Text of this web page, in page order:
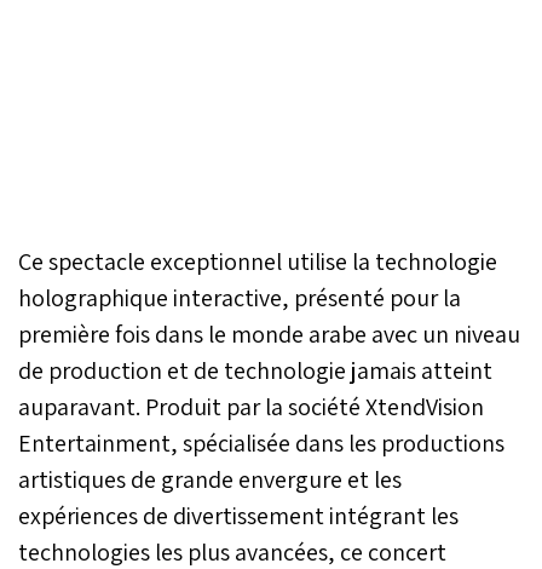
Ce spectacle exceptionnel utilise la technologie
holographique interactive, présenté pour la
première fois dans le monde arabe avec un niveau
de production et de technologie jamais atteint
auparavant. Produit par la société XtendVision
Entertainment, spécialisée dans les productions
artistiques de grande envergure et les
expériences de divertissement intégrant les
technologies les plus avancées, ce concert